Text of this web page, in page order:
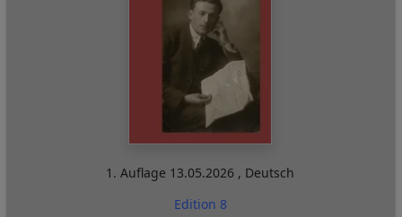
1. Auflage 13.05.2026 , Deutsch
Edition 8